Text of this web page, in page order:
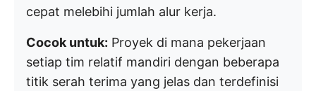
cepat melebihi jumlah alur kerja.
Cocok untuk: Proyek di mana pekerjaan
setiap tim relatif mandiri dengan beberapa
titik serah terima yang jelas dan terdefinisi